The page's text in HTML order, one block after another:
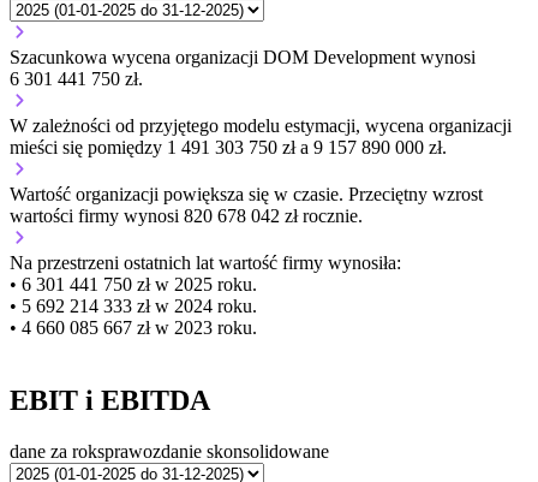
Szacunkowa wycena organizacji DOM Development wynosi
6 301 441 750 zł.
W zależności od przyjętego modelu estymacji, wycena organizacji
mieści się pomiędzy 1 491 303 750 zł a 9 157 890 000 zł.
Wartość organizacji powiększa się w czasie. Przeciętny wzrost
wartości firmy wynosi 820 678 042 zł rocznie.
Na przestrzeni ostatnich lat wartość firmy wynosiła:
• 6 301 441 750 zł w 2025 roku.
• 5 692 214 333 zł w 2024 roku.
• 4 660 085 667 zł w 2023 roku.
EBIT i EBITDA
dane za roksprawozdanie skonsolidowane